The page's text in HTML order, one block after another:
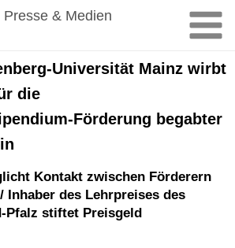
Presse & Medien
Universität Mainz wirbt
die
Förderung begabter
Kontakt zwischen Förderern
Inhaber des Lehrpreises des
Pfalz stiftet Preisgeld